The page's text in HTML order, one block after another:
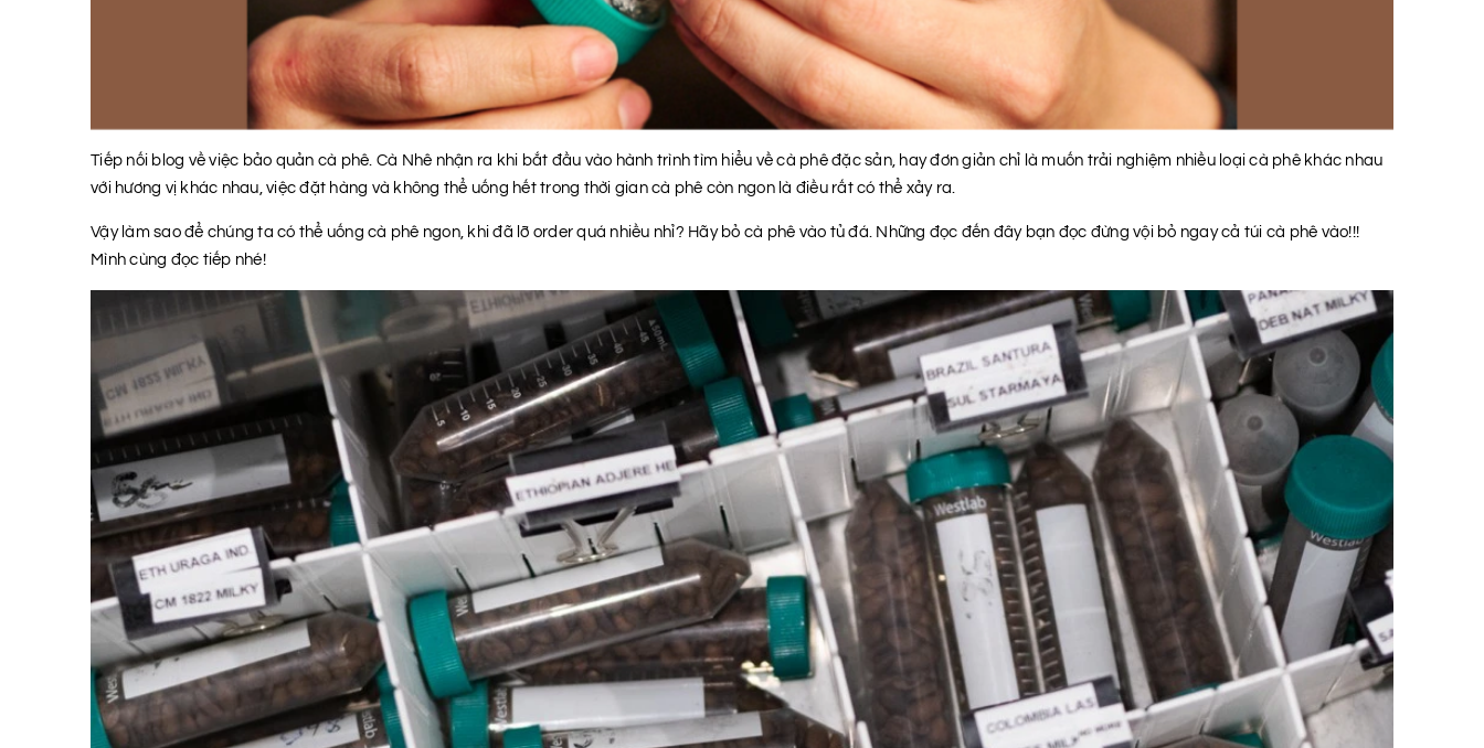
Tiếp nối blog về việc bảo quản cà phê. Cà Nhê nhận ra khi bắt đầu vào hành trình tìm hiểu về cà phê đặc sản, hay đơn giản chỉ là muốn trải nghiệm nhiều loại cà phê khác nhau
với hương vị khác nhau, việc đặt hàng và không thể uống hết trong thời gian cà phê còn ngon là điều rất có thể xảy ra.
Vậy làm sao để chúng ta có thể uống cà phê ngon, khi đã lỡ order quá nhiều nhỉ? Hãy bỏ cà phê vào tủ đá. Những đọc đến đây bạn đọc đừng vội bỏ ngay cả túi cà phê vào!!!
Mình cùng đọc tiếp nhé!